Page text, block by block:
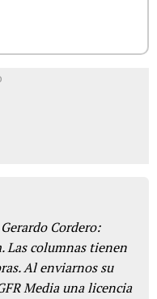
Cordero:
Las columnas tienen
Al enviarnos su
Media una licencia